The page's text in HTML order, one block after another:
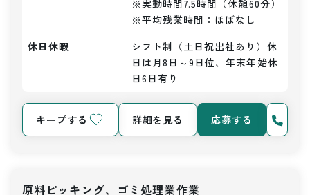
※実動時間7.5時間（休憩60分）
※平均残業時間：ほぼなし
休日休暇
シフト制（土日祝出社あり）休
日は月8日～9日位、年末年始休
日6日有り
キープする 詳細を見る 応募する
原料ピッキング、ゴミ処理業作業